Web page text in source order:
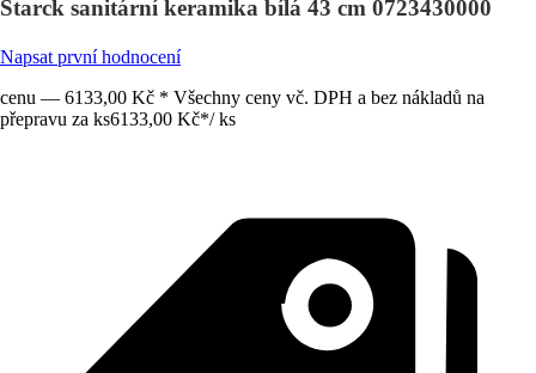
Starck sanitární keramika bílá 43 cm 0723430000
Napsat první hodnocení
cenu — 6133,00 Kč * Všechny ceny vč. DPH a bez nákladů na
přepravu za ks6133,00 Kč*/ ks